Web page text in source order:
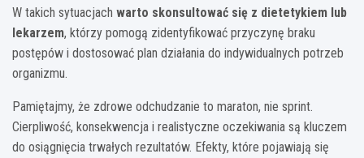
W takich sytuacjach warto skonsultować się z dietetykiem lub
lekarzem, którzy pomogą zidentyfikować przyczynę braku
postępów i dostosować plan działania do indywidualnych potrzeb
organizmu.
Pamiętajmy, że zdrowe odchudzanie to maraton, nie sprint.
Cierpliwość, konsekwencja i realistyczne oczekiwania są kluczem
do osiągnięcia trwałych rezultatów. Efekty, które pojawiają się